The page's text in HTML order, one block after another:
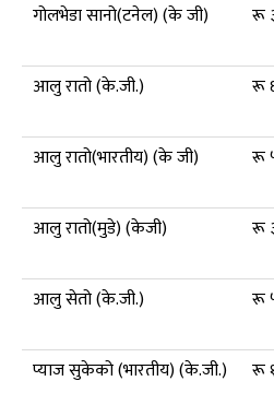
गोलभेडा सानो(टनेल) (के जी) रू
आलु रातो (के.जी.)
रू
आलु रातो(भारतीय) (के जी)
रू
आलु रातो(मुडे) (केजी)
रू
आलु सेतो (के.जी.)
रू
प्याज सुकेको (भारतीय) (के.जी.)
रू